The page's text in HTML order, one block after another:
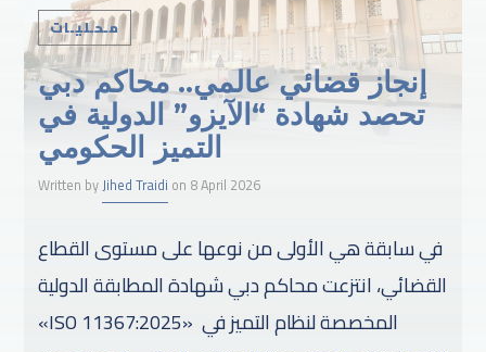
مـحـليـات
إنجاز قضائي عالمي.. محاكم دبي
تحصد شهادة “الآيزو” الدولية في
التميز الحكومي
Written byJihed Traidi on 8 April 2026
في سابقة هي الأولى من نوعها على مستوى القطاع
القضائي، انتزعت محاكم دبي شهادة المطابقة الدولية
«ISO 11367:2025» المخصصة لنظام التميز في